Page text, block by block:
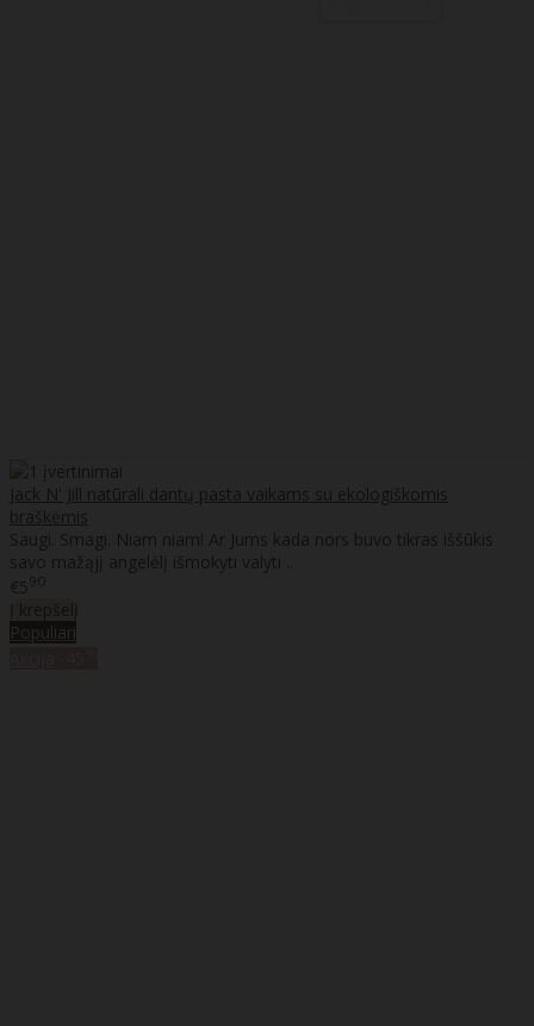
Jack N' Jill natūrali dantų pasta vaikams su ekologiškomis
braškėmis
Saugi. Smagi. Niam niam! Ar Jums kada nors buvo tikras iššūkis
savo mažąjį angelėlį išmokyti valyti ..
€590
Populiari